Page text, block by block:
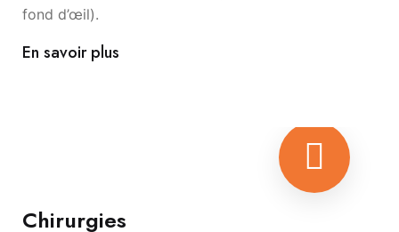
fond d’œil).
En savoir plus
Chirurgies